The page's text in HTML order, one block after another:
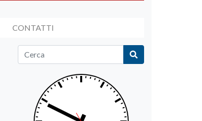
CONTATTI